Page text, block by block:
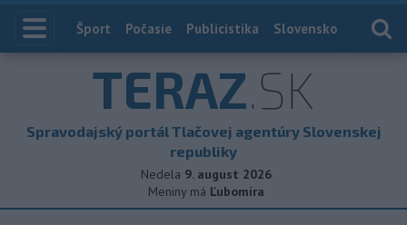
Index
Šport Počasie Publicistika Slovensko
TERAZ.SK
Spravodajský portál Tlačovej agentúry Slovenskej
republiky
Nedela 9. august 2026
Meniny má Ľubomíra